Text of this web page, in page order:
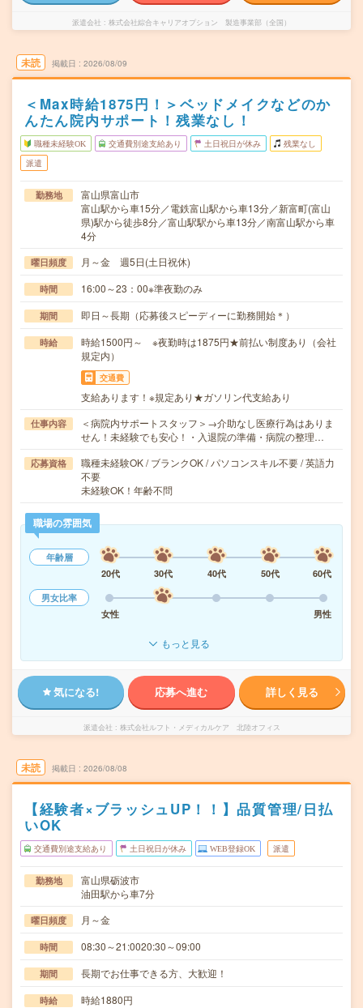
派遣会社 株式会社綜合キャリアオプション 製造事業部（全国）
未読 掲載日 2026/08/09
＜Max時給1875円！＞ベッドメイクなどのか
んたん院内サポート！残業なし！
職種未経験OK 交通費別途支給あり 土日祝日が休み 残業なし
派遣
勤務地
富山県富山市
富山駅から車15分／電鉄富山駅から車13分／新富町(富山
県)駅から徒歩8分／富山駅駅から車13分／南富山駅から車
4分
曜日頻度 月～金 週5日(土日祝休)
時間 16:00～23：00※準夜勤のみ
期間 即日～長期（応募後スピーディーに勤務開始＊）
時給
時給1500円～ ※夜勤時は1875円★前払い制度あり（会社
規定内）
交通費
支給あります！※規定あり★ガソリン代支給あり
仕事内容
＜病院内サポートスタッフ＞→介助なし医療行為はありま
せん！未経験でも安心！・入退院の準備・病院の整理…
応募資格
職種未経験OK / ブランクOK / パソコンスキル不要 / 英語力
不要
未経験OK！年齢不問
職場の雰囲気
年齢層
20代
30代 40代 50代
60代
男女比率
女性
男性
もっと見る
気になる! 応募へ進む 詳しく見る
派遣会社 株式会社ルフト・メディカルケア 北陸オフィス
未読 掲載日 2026/08/08
【経験者×ブラッシュUP！！】品質管理/日払
いOK
交通費別途支給あり 土日祝日が休み WEB登録OK 派遣
勤務地
富山県砺波市
油田駅から車7分
曜日頻度 月～金
時間 08:30～21:0020:30～09:00
期間 長期でお仕事できる方、大歓迎！
時給 時給1880円